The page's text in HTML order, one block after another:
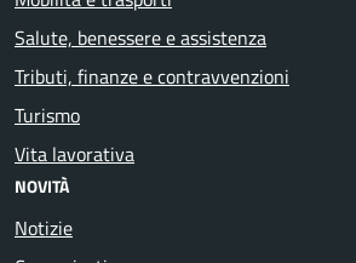
Salute, benessere e assistenza
Tributi, finanze e contravvenzioni
Turismo
Vita lavorativa
NOVITÀ
Notizie